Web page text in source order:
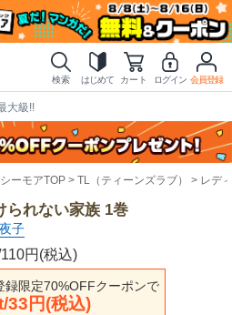
検索 はじめて カート ログイン 会員登録
大級!!
ーモアTOP TL（ティーンズラブ） レデ
られない家族 1巻
子
円(税込)
録限定70%OFFクーポンで
33円(税込)